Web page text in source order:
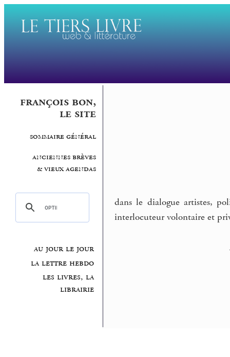
françois bon,
le site
sommaire général
anciennes brèves
& vieux agendas
au jour le jour
la lettre hebdo
les livres, la
librairie
dans le dialogue artistes,
interlocuteur volontaire et